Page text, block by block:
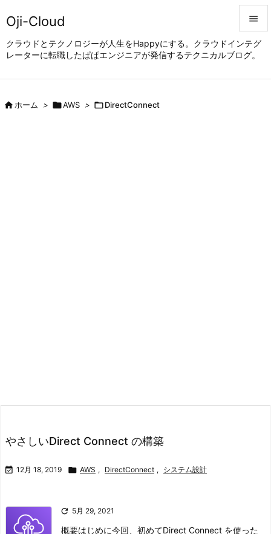
Oji-Cloud
クラウドとテクノロジーが人生をHappyにする。クラウドインテグ
レーターに転職したぱぱエンジニアが発信するテクニカルブログ。


メニュ
ホーム > AWS > DirectConnect
やさしいDirect Connect の構築
 12月 18, 2019  AWS , DirectConnect , システム設計
 5月 29, 2021
概要はじめに今回、初めてDirect Connect を使った